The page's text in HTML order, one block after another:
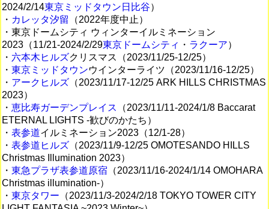
2024/2/14東京ミッドタウン日比谷）
・ カレッタ汐留
（2022年度中止）
・東京ドームシティ ウィンターイルミネーション
2023（11/21-2024/2/29東京ドームシティ ・ ラクーア）
・ 六本木ヒルズクリスマス（2023/11/25-12/25）
・ 東京ミッドタウンウインターライツ（2023/11/16-12/25）
・ アークヒルズ （2023/11/17-12/25 ARK HILLS CHRISTMAS
2023）
・ 恵比寿ガーデンプレイス
（2023/11/11-2024/1/8 Baccarat
ETERNAL LIGHTS -歓びのかたち）
・ 表参道イルミネーション2023（12/1-28）
・ 表参道ヒルズ （2023/11/9-12/25 OMOTESANDO HILLS
Christmas Illumination 2023）
・ 東急プラザ表参道原宿 （2023/11/16-2024/1/14 OMOHARA
Christmas illumination-）
・ 東京タワー （2023/11/3-2024/2/18 TOKYO TOWER CITY